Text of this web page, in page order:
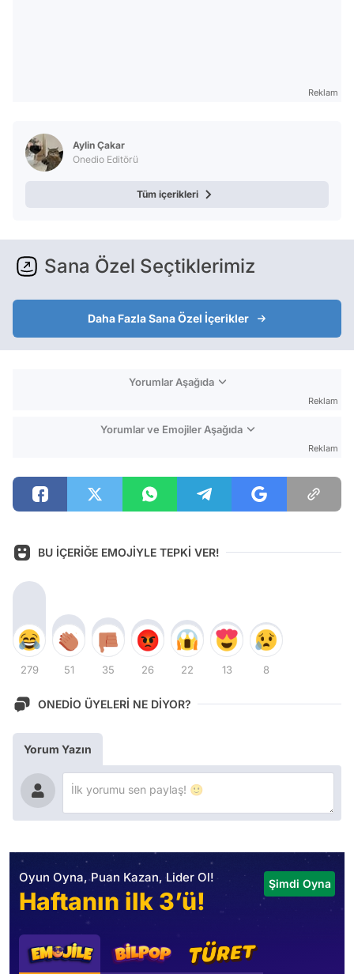
Reklam
Aylin Çakar
Onedio Editörü
Tüm içerikleri
Sana Özel Seçtiklerimiz
Daha Fazla Sana Özel İçerikler
Yorumlar Aşağıda
Reklam
Yorumlar ve Emojiler Aşağıda
Reklam
BU İÇERİĞE EMOJİYLE TEPKİ VER!
279 51 35 26 22 13 8
ONEDİO ÜYELERİ NE DİYOR?
Yorum Yazın
Oyun Oyna, Puan Kazan, Lider Ol!
Haftanın ilk 3’ü!
Şimdi Oyna